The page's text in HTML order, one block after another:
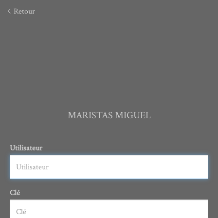
Retour
MARISTAS MIGUEL
Utilisateur
Clé